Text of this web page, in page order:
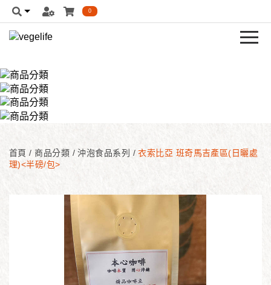
0
首頁/ 商品分類 /沖泡食品系列 / 衣索比亞 班奇馬吉產區(日曬處
理)<半磅/包>